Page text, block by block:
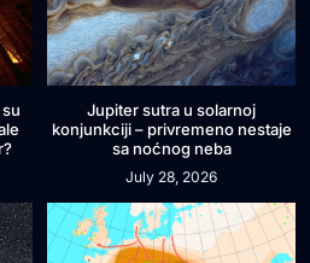
Jupiter sutra u solarnoj
konjunkciji – privremeno nestaje
sa noćnog neba
July 28, 2026